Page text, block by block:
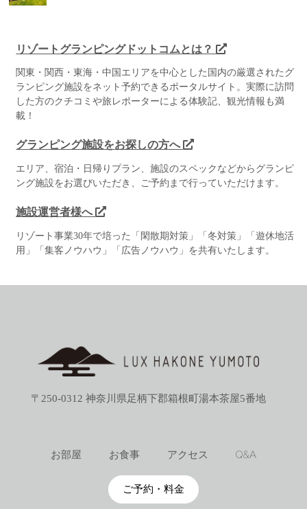
リゾートグランピングドットコムとは？
関東・関西・東海・中国エリアを中心とした国内の厳選されたグ
ランピング施設をネット予約できるポータルサイト。実際に訪問
した方のクチコミや旅レポーターによる体験記、観光情報も満
載！
グランピング施設をお探しの方へ
エリア、宿泊・日帰りプラン、施設のスペックなどからグランピ
ング施設をお選びいただき、ご予約まで行っていただけます。
施設運営者様へ
リゾート事業30年で培った「閑散期対策」「冬対策」「遊休地活
用」「集客ノウハウ」「広告ノウハウ」を共有いたします。
〒250-0312 神奈川県足柄下郡箱根町湯本茶屋5番地
お部屋 お食事 アクセス Q&A
ご予約・料金